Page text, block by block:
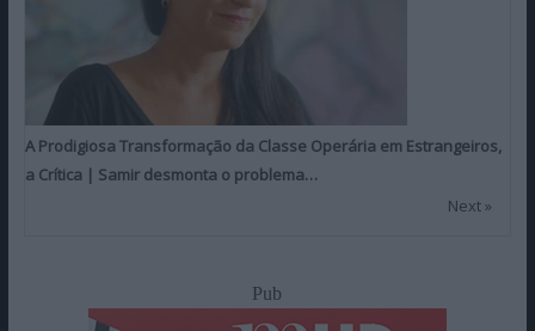
A Prodigiosa Transformação da Classe Operária em Estrangeiros,
a Crítica | Samir desmonta o problema…
Next »
Pub